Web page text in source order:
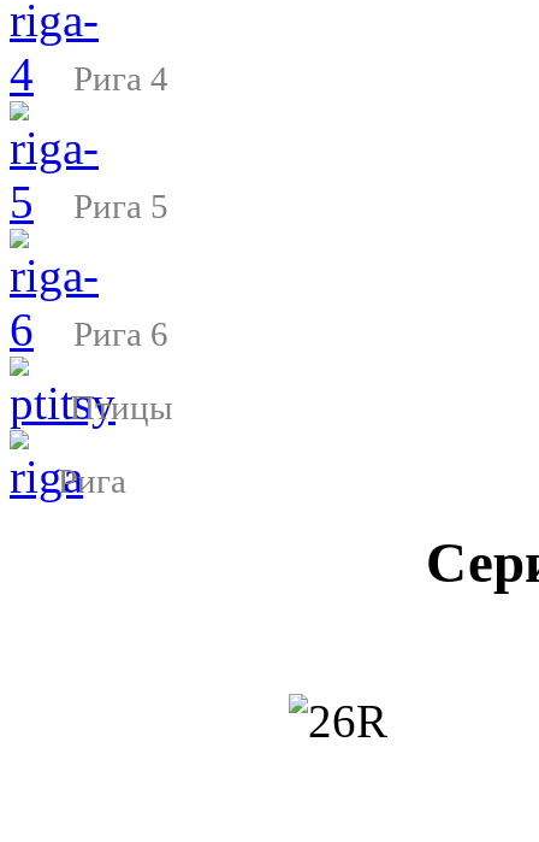
Рига 4
Рига 5
Рига 6
Птицы
Рига